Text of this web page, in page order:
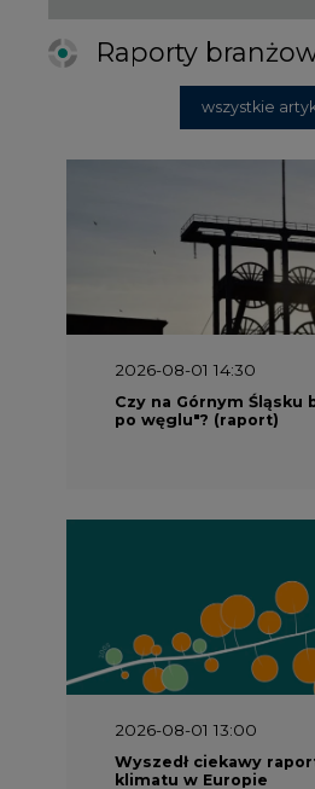
Raporty
wszystkie
2026-08-01 14:30
Czy na Górnym Śląsku
po węglu"? (raport)
2026-08-01 13:00
Wyszedł ciekawy
klimatu w Europie